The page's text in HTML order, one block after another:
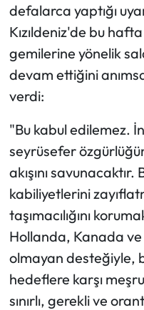
defalarca yaptığı
Kızıldeniz'de bu
gemilerine yönelik
devam ettiğini
verdi:
"Bu kabul edilemez.
seyrüsefer
akışını
kabiliyetlerini
taşımacılığını
Hollanda, Kanada
olmayan desteğiyle,
hedeflere karşı
sınırlı, gerekli ve